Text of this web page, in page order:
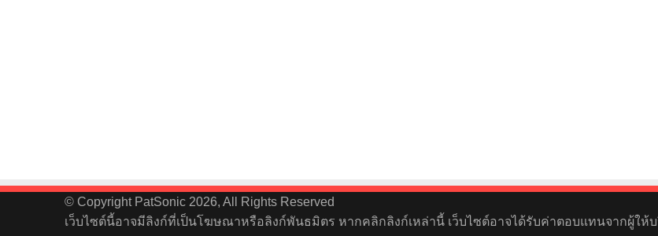
© Copyright PatSonic 2026, All Rights Reserved
เว็บไซต์นี้อาจมีลิงก์ที่เป็นโฆษณาหรือลิงก์พันธมิตร หากคลิกลิงก์เหล่านี้ เว็บไซต์อาจได้รับค่าตอบแทนจากผู้ใ